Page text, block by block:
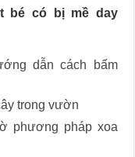
bé có bị mề day
dẫn cách bấm
trong vườn
phương pháp xoa